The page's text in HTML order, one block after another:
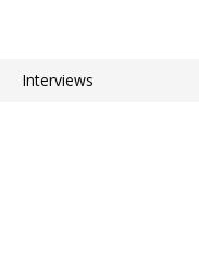
Interviews